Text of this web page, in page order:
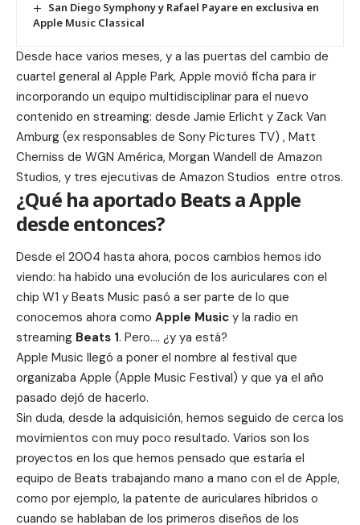
San Diego Symphony y Rafael Payare en exclusiva en
Apple Music Classical
Desde hace varios meses, y a las puertas del cambio de
cuartel general al Apple Park, Apple movió ficha para ir
incorporando un equipo multidisciplinar para el nuevo
contenido en streaming: desde Jamie Erlicht y Zack Van
Amburg (ex responsables de Sony Pictures TV) , Matt
Cherniss de WGN América, Morgan Wandell de Amazon
Studios, y tres ejecutivas de Amazon Studios entre otros.
¿Qué ha aportado Beats a Apple
desde entonces?
Desde el 2004 hasta ahora, pocos cambios hemos ido
viendo: ha habido una evolución de los auriculares con el
chip W1 y Beats Music pasó a ser parte de lo que
conocemos ahora como Apple Music y la radio en
streaming Beats 1. Pero…. ¿y ya está?
Apple Music llegó a poner el nombre al festival que
organizaba Apple (Apple Music Festival) y que ya el año
pasado dejó de hacerlo.
Sin duda, desde la adquisición, hemos seguido de cerca los
movimientos con muy poco resultado. Varios son los
proyectos en los que hemos pensado que estaría el
equipo de Beats trabajando mano a mano con el de Apple,
como por ejemplo, la patente de auriculares híbridos o
cuando se hablaban de los primeros diseños de los